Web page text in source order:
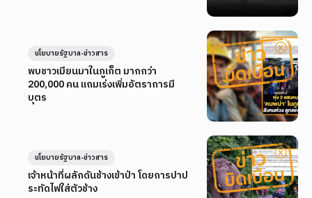
พบชาวเมียนมาในภูเก็ต มากกว่า
200,000 คน แถมเร่งเพิ่มอัตราการมี
บุตร
นโยบายรัฐบาล-ข่าวสาร
เจ้าหน้าที่ผลักดันช้างเข้าป่า โดยการปาป
ระทัดไฟใส่ตัวช้าง
นโยบายรัฐบาล-ข่าวสาร